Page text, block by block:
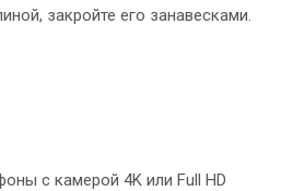
закройте его занавесками.
с камерой 4K или Full HD